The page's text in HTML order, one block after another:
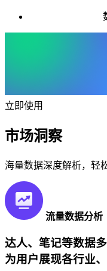
立即使用
市场洞察
海量数据深度解析，轻
流量数据分析
达人、笔记等数据
为用户展现各行业